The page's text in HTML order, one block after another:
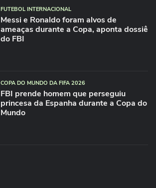
FUTEBOL INTERNACIONAL
Messi e Ronaldo foram alvos de
ameaças durante a Copa, aponta dossiê
do FBI
COPA DO MUNDO DA FIFA 2026
FBI prende homem que perseguiu
princesa da Espanha durante a Copa do
Mundo